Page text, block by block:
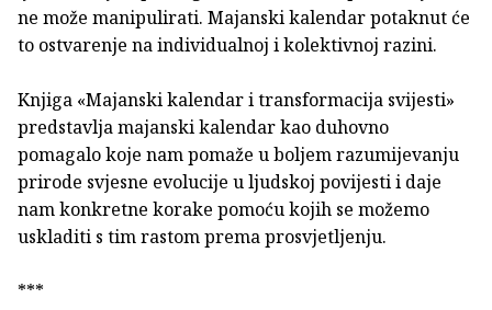
ne može manipulirati. Majanski kalendar potaknut će
to ostvarenje na individualnoj i kolektivnoj razini.
Knjiga «Majanski kalendar i transformacija svijesti»
predstavlja majanski kalendar kao duhovno
pomagalo koje nam pomaže u boljem razumijevanju
prirode svjesne evolucije u ljudskoj povijesti i daje
nam konkretne korake pomoću kojih se možemo
uskladiti s tim rastom prema prosvjetljenju.
***